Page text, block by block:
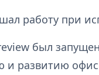
работу при
был
и развитию